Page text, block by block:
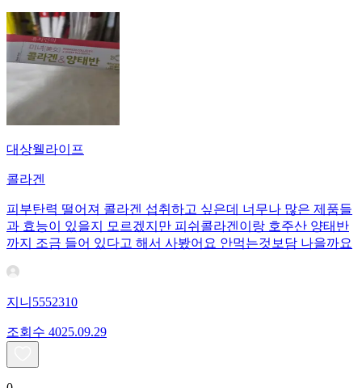
대상웰라이프
콜라겐
피부탄력 떨어져 콜라겐 섭취하고 싶은데 너무나 많은 제품들
과 효능이 있을지 모르겠지만 피쉬콜라겐이랑 호주산 양태반
까지 조금 들어 있다고 해서 사봤어요 안먹는것보담 나을까요
지니5552310
조회수 4025.09.29